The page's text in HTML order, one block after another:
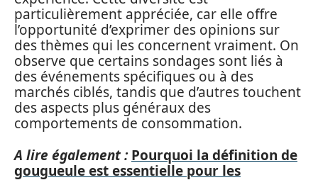
particulièrement appréciée, car elle offre
l’opportunité d’exprimer des opinions sur
des thèmes qui les concernent vraiment. On
observe que certains sondages sont liés à
des événements spécifiques ou à des
marchés ciblés, tandis que d’autres touchent
des aspects plus généraux des
comportements de consommation.
A lire également : Pourquoi la définition de
gougueule est essentielle pour les